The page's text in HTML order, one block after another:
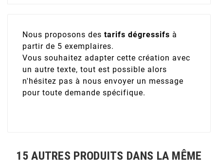
Nous proposons des tarifs dégressifs à
partir de 5 exemplaires.
Vous souhaitez adapter cette création avec
un autre texte, tout est possible alors
n'hésitez pas à nous envoyer un message
pour toute demande spécifique.
15 AUTRES PRODUITS DANS LA MÊME